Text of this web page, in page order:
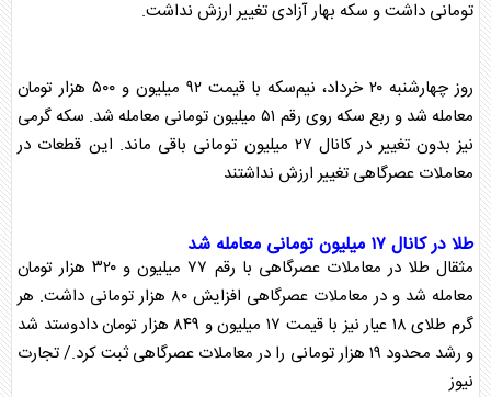
تومانی داشت و سکه بهار آزادی تغییر ارزش نداشت.
روز چهارشنبه ۲۰ خرداد، نیم‌ سکه
با قیمت ۹۲ میلیون و ۵۰۰ هزار تومان
معامله شد و ربع سکه روی رقم ۵۱ میلیون تومانی معامله شد. سکهگرمی
نیز بدون تغییر در کانال ۲۷ میلیون تومانی باقی ماند. این قطعات در
معاملات عصرگاهی تغییر ارزش نداشتند
طلادر کانال ۱۷ میلیون تومانی معامله شد
مثقال طلا
در معاملات عصرگاهی با رقم ۷۷ میلیون و ۳۲۰ هزار تومان
معامله شد و در معاملات عصرگاهی افزایش ۸۰ هزار تومانی داشت. هر
گرم طلا
ی ۱۸ عیار نیز با قیمت ۱۷ میلیون و ۸۴۹ هزار تومان دادوستد شد
و رشد محدود ۱۹ هزار تومانی را در معاملات عصرگاهی ثبت کرد./ تجارت
نیوز